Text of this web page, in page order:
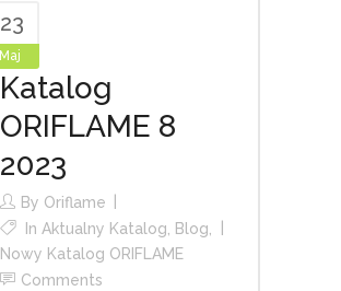
23
Maj
Katalog
ORIFLAME 8
2023
By Oriflame
In Aktualny Katalog Blog
Nowy Katalog ORIFLAME
Comments